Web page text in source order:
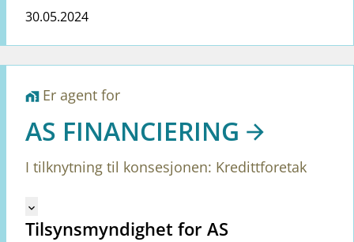
30.05.2024
home_work Er agent for
AS FINANCIERING
I tilknytning til konsesjonen: Kredittforetak
Mangler tekst for vreg.ShowMoreInformation (no)
keyboard_arrow_down
Tilsynsmyndighet for AS